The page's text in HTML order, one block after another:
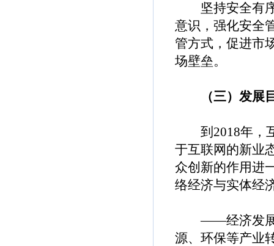
坚持安全有序
意识，强化安全
管方式，促进市
场壁垒。
（三）发展
到2018年，互
于互联网的新业
众创新的作用进
络经济与实体经
——经济发展进
源、环保等产业